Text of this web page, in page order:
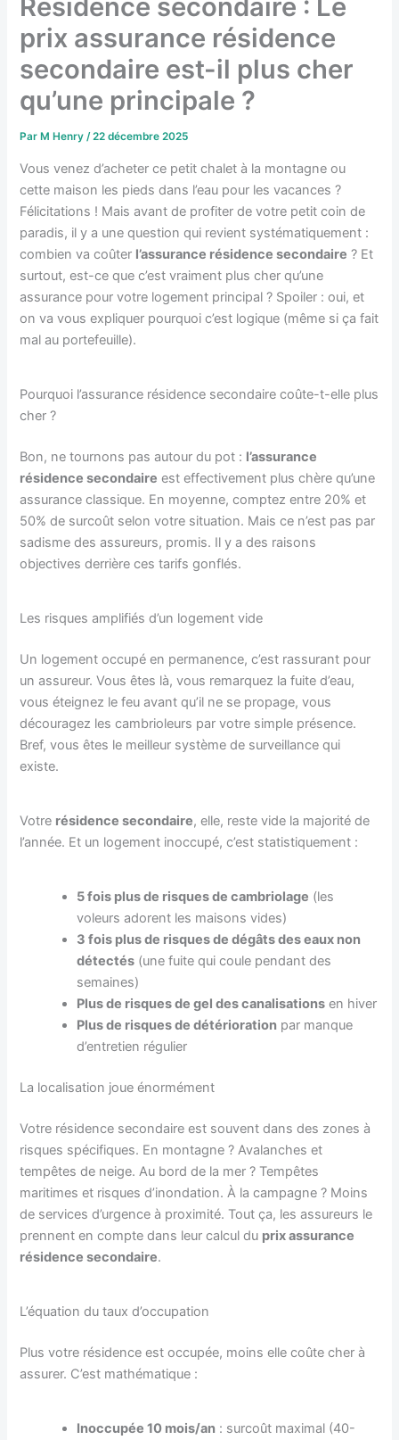
Résidence secondaire : Le
prix assurance résidence
secondaire est-il plus cher
qu’une principale ?
Par M Henry/22 décembre 2025
Vous venez d’acheter ce petit chalet à la montagne ou
cette maison les pieds dans l’eau pour les vacances ?
Félicitations ! Mais avant de profiter de votre petit coin de
paradis, il y a une question qui revient systématiquement :
combien va coûter l’assurance résidence secondaire ? Et
surtout, est-ce que c’est vraiment plus cher qu’une
assurance pour votre logement principal ? Spoiler : oui, et
on va vous expliquer pourquoi c’est logique (même si ça fait
mal au portefeuille).
Pourquoi l’assurance résidence secondaire coûte-t-elle plus
cher ?
Bon, ne tournons pas autour du pot : l’assurance
résidence secondaire est effectivement plus chère qu’une
assurance classique. En moyenne, comptez entre 20% et
50% de surcoût selon votre situation. Mais ce n’est pas par
sadisme des assureurs, promis. Il y a des raisons
objectives derrière ces tarifs gonflés.
Les risques amplifiés d’un logement vide
Un logement occupé en permanence, c’est rassurant pour
un assureur. Vous êtes là, vous remarquez la fuite d’eau,
vous éteignez le feu avant qu’il ne se propage, vous
découragez les cambrioleurs par votre simple présence.
Bref, vous êtes le meilleur système de surveillance qui
existe.
Votre résidence secondaire, elle, reste vide la majorité de
l’année. Et un logement inoccupé, c’est statistiquement :
5 fois plus de risques de cambriolage (les
voleurs adorent les maisons vides)
3 fois plus de risques de dégâts des eaux non
détectés (une fuite qui coule pendant des
semaines)
Plus de risques de gel des canalisations en hiver
Plus de risques de détérioration par manque
d’entretien régulier
La localisation joue énormément
Votre résidence secondaire est souvent dans des zones à
risques spécifiques. En montagne ? Avalanches et
tempêtes de neige. Au bord de la mer ? Tempêtes
maritimes et risques d’inondation. À la campagne ? Moins
de services d’urgence à proximité. Tout ça, les assureurs le
prennent en compte dans leur calcul du prix assurance
résidence secondaire.
L’équation du taux d’occupation
Plus votre résidence est occupée, moins elle coûte cher à
assurer. C’est mathématique :
Inoccupée 10 mois/an : surcoût maximal (40-